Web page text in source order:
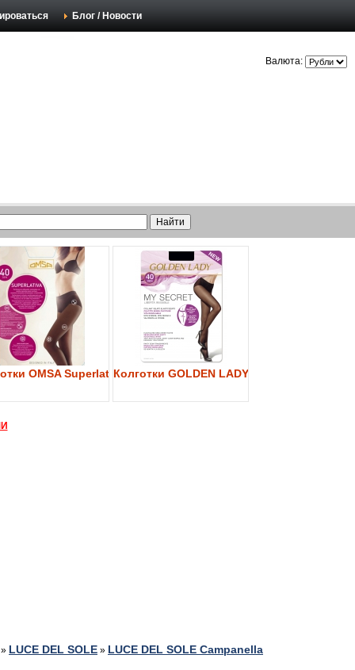
Блог / Новости
Валюта:
40 OMSA Superlativa 40Колготки GOLDEN LADY My Secret 40
» LUCE DEL SOLE » LUCE DEL SOLE Campanella